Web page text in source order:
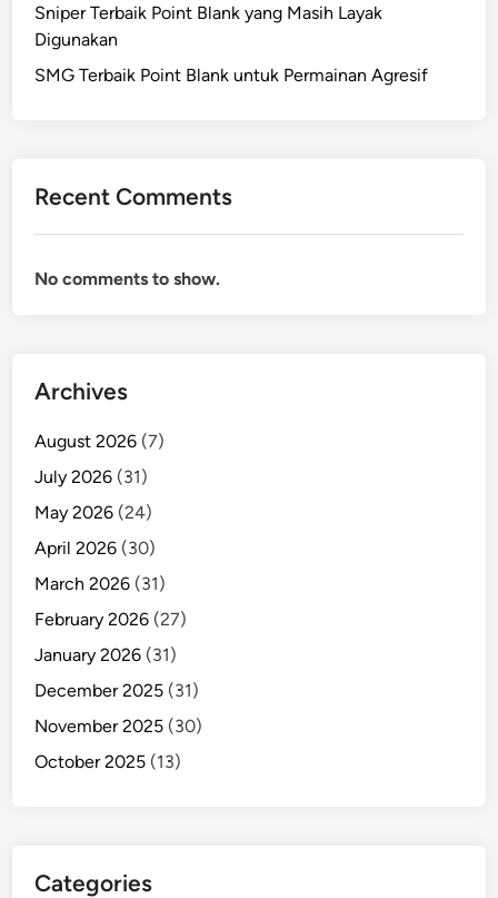
Sniper Terbaik Point Blank yang Masih Layak
Digunakan
SMG Terbaik Point Blank untuk Permainan Agresif
Recent Comments
No comments to show.
Archives
August 2026 (7)
July 2026 (31)
May 2026 (24)
April 2026 (30)
March 2026 (31)
February 2026 (27)
January 2026 (31)
December 2025 (31)
November 2025 (30)
October 2025 (13)
Categories